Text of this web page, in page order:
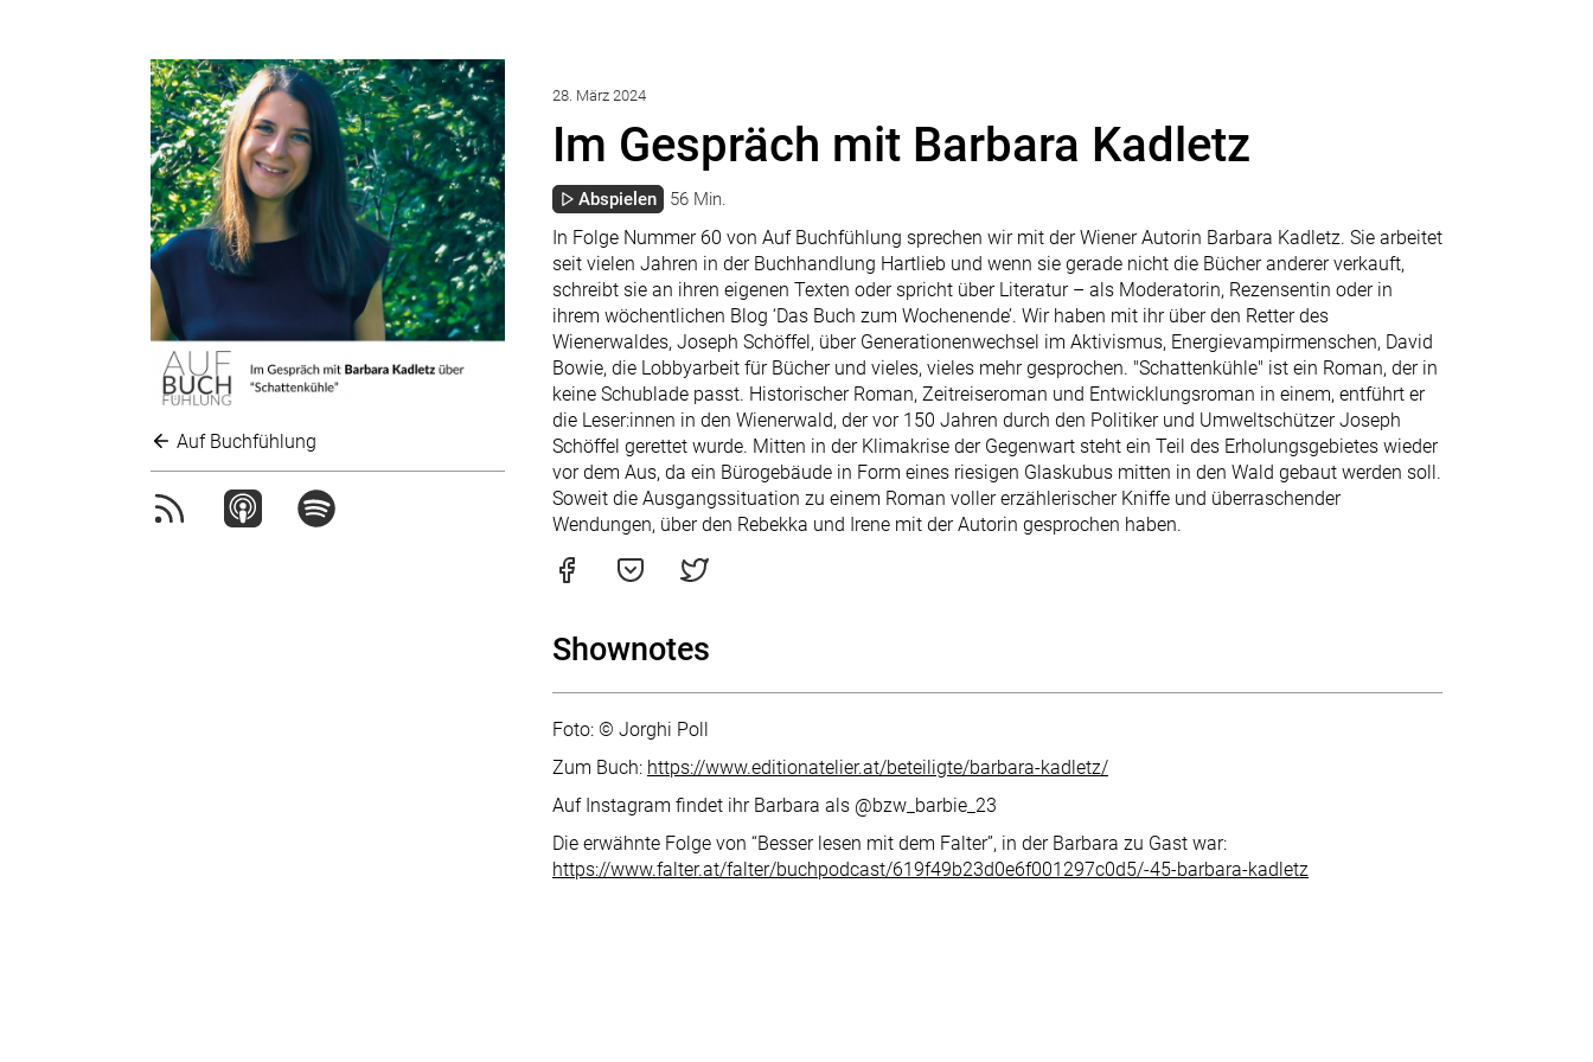
Auf Buchfühlung
28. März 2024
Im Gespräch mit Barbara Kadletz
Abspielen 56 Min.
In Folge Nummer 60 von Auf Buchfühlung sprechen wir mit der Wiener Autorin Barbara Kadletz. Sie arbeitet
seit vielen Jahren in der Buchhandlung Hartlieb und wenn sie gerade nicht die Bücher anderer verkauft,
schreibt sie an ihren eigenen Texten oder spricht über Literatur – als Moderatorin, Rezensentin oder in
ihrem wöchentlichen Blog ‘Das Buch zum Wochenende’. Wir haben mit ihr über den Retter des
Wienerwaldes, Joseph Schöffel, über Generationenwechsel im Aktivismus, Energievampirmenschen, David
Bowie, die Lobbyarbeit für Bücher und vieles, vieles mehr gesprochen. "Schattenkühle" ist ein Roman, der in
keine Schublade passt. Historischer Roman, Zeitreiseroman und Entwicklungsroman in einem, entführt er
die Leser:innen in den Wienerwald, der vor 150 Jahren durch den Politiker und Umweltschützer Joseph
Schöffel gerettet wurde. Mitten in der Klimakrise der Gegenwart steht ein Teil des Erholungsgebietes wieder
vor dem Aus, da ein Bürogebäude in Form eines riesigen Glaskubus mitten in den Wald gebaut werden soll.
Soweit die Ausgangssituation zu einem Roman voller erzählerischer Kniffe und überraschender
Wendungen, über den Rebekka und Irene mit der Autorin gesprochen haben.
Shownotes
Foto: © Jorghi Poll
Zum Buch: https://www.editionatelier.at/beteiligte/barbara-kadletz/
Auf Instagram findet ihr Barbara als @bzw_barbie_23
Die erwähnte Folge von “Besser lesen mit dem Falter”, in der Barbara zu Gast war:
https://www.falter.at/falter/buchpodcast/619f49b23d0e6f001297c0d5/-45-barbara-kadletz